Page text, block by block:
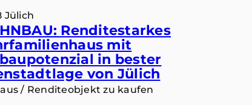
Jülich
Renditestarkes
mit
in bester
von Jülich
/ Renditeobjekt zu kaufen